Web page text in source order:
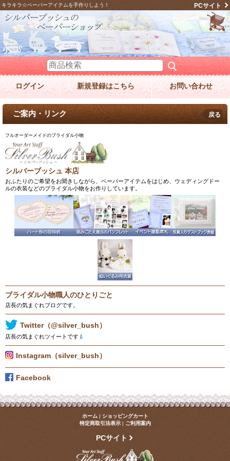
キラキラ☆ペーパーアイテムを手作りしよう！ PCサイト
ログイン 新規登録はこちら お問い合わせ
ご案内・リンク 戻る
フルオーダーメイドのブライダル小物
シルバーブッシュ 本店
おふたりのご希望をお聞きしながら、ペーパーアイテムをはじめ、ウェディングドー
ルの衣装などのブライダル小物をお作りしています。
ブライダル小物職人のひとりごと
店長の気まぐれブログです。
Twitter（@silver_bush）
店長の気まぐれツイートです
Instagram（silver_bush）
Facebook
ホーム | ショッピングカート
特定商取引法表示 | ご利用案内
PCサイト